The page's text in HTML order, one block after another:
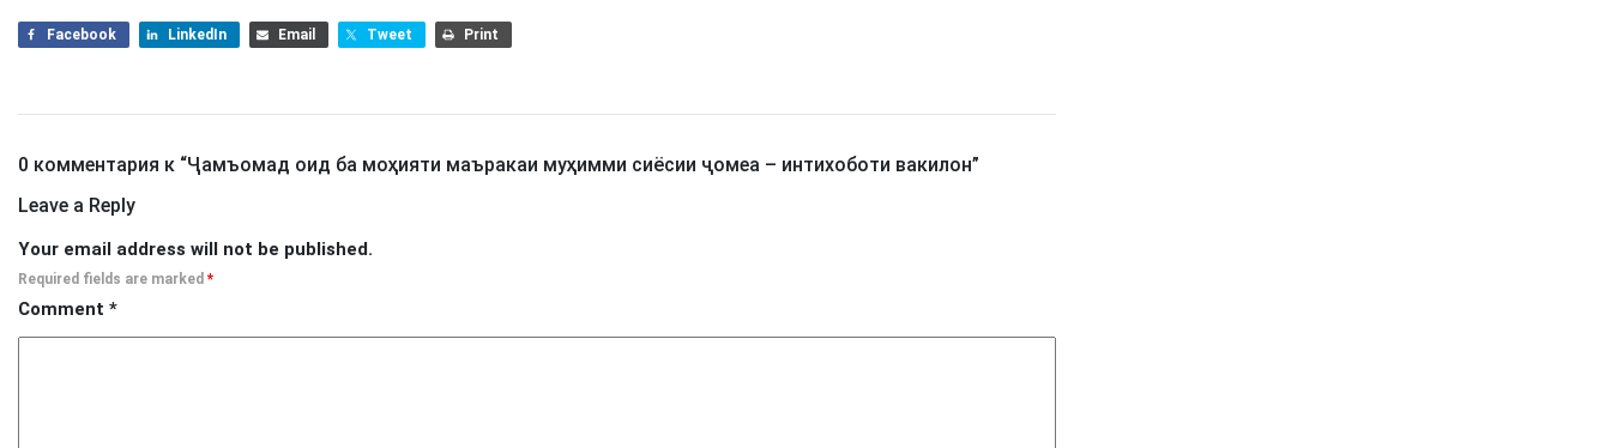
Facebook LinkedIn Email Tweet Print
0 комментария к “Ҷамъомад оид ба моҳияти маъракаи муҳимми сиёсии ҷомеа – интихоботи вакилон”
Leave a Reply
Your email address will not be published.
Required fields are marked *
Comment *